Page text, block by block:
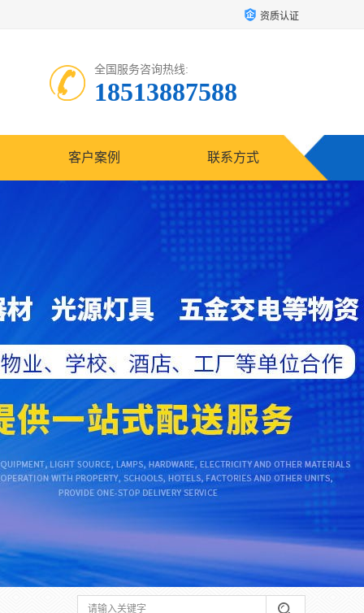
资质认证
全国服务咨询热线:
18513887588
客户案例 联系方式